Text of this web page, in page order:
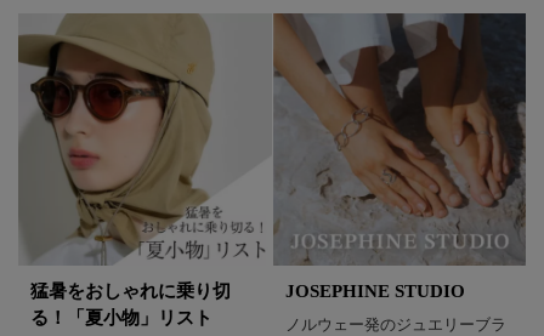
猛暑をおしゃれに乗り切
る！「夏小物」リスト
JOSEPHINE STUDIO
ノルウェー発のジュエリーブラ